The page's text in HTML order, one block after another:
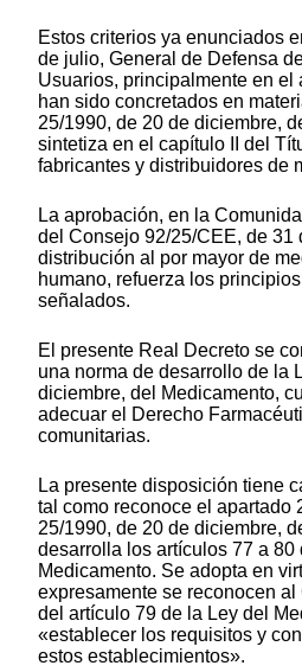
Estos criterios ya enunciados
de julio, General de Defensa
Usuarios, principalmente en el
han sido concretados en
25/1990, de 20 de diciembre,
sintetiza en el capítulo II del
fabricantes y distribuidores de
La aprobación, en la
del Consejo 92/25/CEE, de 31
distribución al por mayor de
humano, refuerza los
señalados.
El presente Real Decreto se
una norma de desarrollo de la
diciembre, del Medicamento,
adecuar el Derecho
comunitarias.
La presente disposición tiene
tal como reconoce el apartado
25/1990, de 20 de diciembre,
desarrolla los artículos 77 a 80
Medicamento. Se adopta en
expresamente se reconocen
del artículo 79 de la Ley del
«establecer los requisitos y
estos establecimientos».